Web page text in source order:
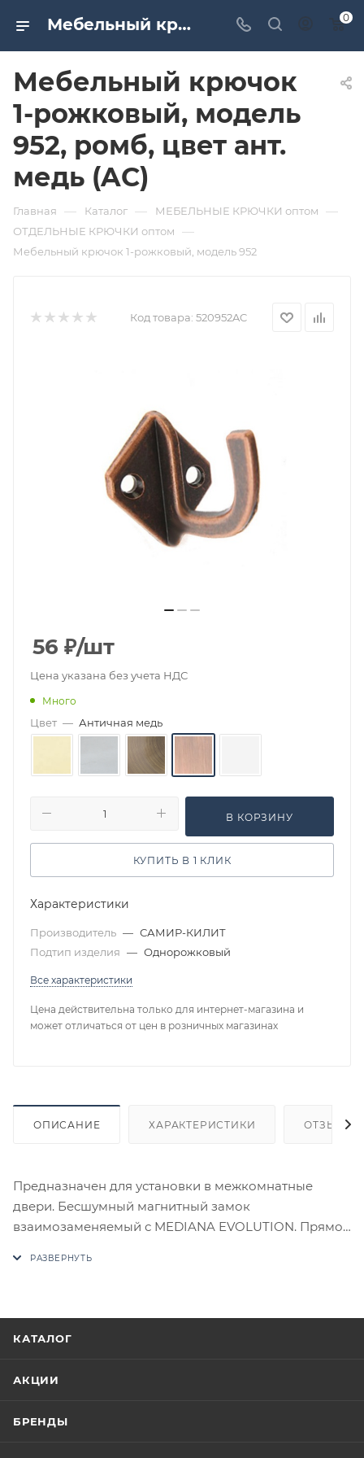
Мебельный крючок 1-рожковый, модель 952, ромб, цвет ант. медь (AC). Дверная и мебельная фурнитура САМИР-КИЛИТ | Оптовые поставки 0
Мебельный крючок
1-рожковый, модель
952, ромб, цвет ант.
медь (AC)
Главная — Каталог — МЕБЕЛЬНЫЕ КРЮЧКИ оптом —
ОТДЕЛЬНЫЕ КРЮЧКИ оптом —
Мебельный крючок 1-рожковый, модель 952
Код товара: 520952AC
56 ₽/шт
Цена указана без учета НДС
Много
Цвет — Античная медь
В КОРЗИНУ
КУПИТЬ В 1 КЛИК
Характеристики
Производитель — САМИР-КИЛИТ
Подтип изделия — Однорожковый
Все характеристики
Цена действительна только для интернет-магазина и
может отличаться от цен в розничных магазинах
ОПИСАНИЕ ХАРАКТЕРИСТИКИ ОТЗЫВЫ
Предназначен для установки в межкомнатные
двери. Бесшумный магнитный замок
взаимозаменяемый с MEDIANA EVOLUTION. Прямой
416 г.
в счете может быть предложен аналог на
КАТАЛОГ
АКЦИИ
БРЕНДЫ